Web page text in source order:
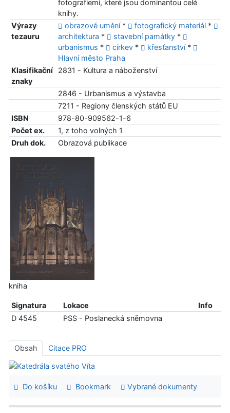
fotografiemi, které jsou dominantou celé
knihy.
Výrazy
tezauru
obrazové umění* fotografický materiál*
architektura * stavební památky*
urbanismus * církev* křesťanství*
Hlavní město Praha
Klasifikační
znaky
2831 - Kultura a náboženství
2846 - Urbanismus a výstavba
7211 - Regiony členských států EU
ISBN
978-80-909562-1-6
Počet ex.
1, z toho volných 1
Druh dok.
Obrazová publikace
kniha
Signatura Lokace
Info
D 4545
PSS - Poslanecká sněmovna
Obsah Citace PRO
Do košíku Bookmark Vybrané dokumenty